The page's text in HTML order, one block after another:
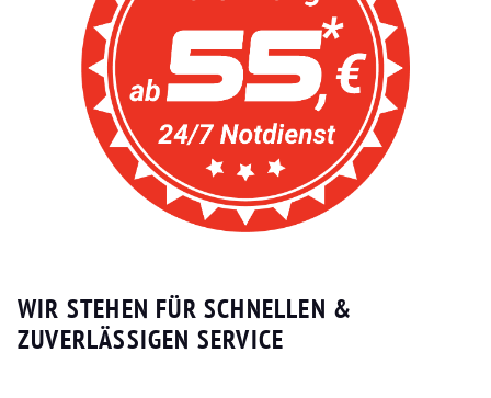
WIR STEHEN FÜR SCHNELLEN &
ZUVERLÄSSIGEN SERVICE